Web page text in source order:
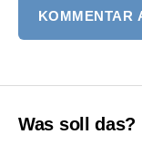
Was soll das?